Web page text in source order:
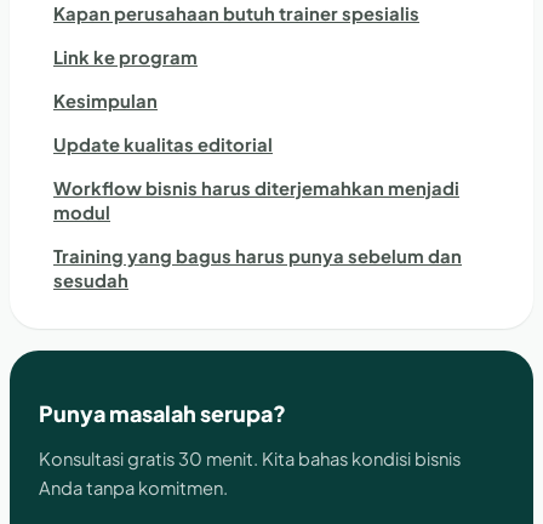
Kapan perusahaan butuh trainer spesialis
Link ke program
Kesimpulan
Update kualitas editorial
Workflow bisnis harus diterjemahkan menjadi
modul
Training yang bagus harus punya sebelum dan
sesudah
Punya masalah serupa?
Konsultasi gratis 30 menit. Kita bahas kondisi bisnis
Anda tanpa komitmen.